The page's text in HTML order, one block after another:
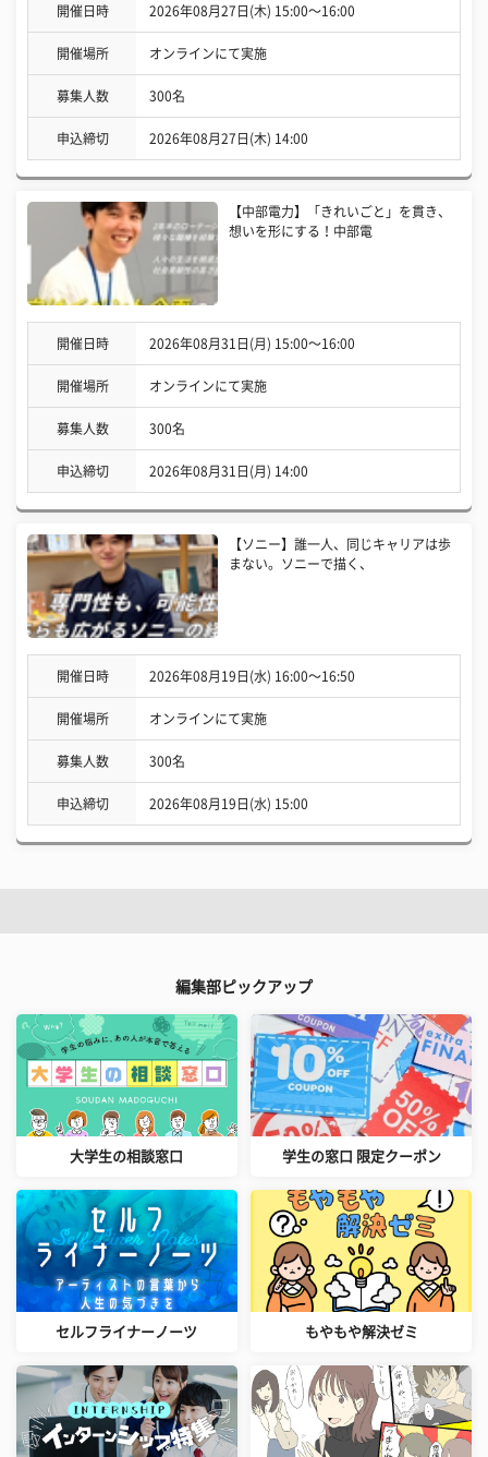
開催日時 2026年08月27日(木) 15:00〜16:00
開催場所 オンラインにて実施
募集人数 300名
申込締切 2026年08月27日(木) 14:00
【中部電力】「きれいごと」を貫き、
想いを形にする！中部電
開催日時 2026年08月31日(月) 15:00〜16:00
開催場所 オンラインにて実施
募集人数 300名
申込締切 2026年08月31日(月) 14:00
【ソニー】誰一人、同じキャリアは歩
まない。ソニーで描く、
開催日時 2026年08月19日(水) 16:00〜16:50
開催場所 オンラインにて実施
募集人数 300名
申込締切 2026年08月19日(水) 15:00
編集部ピックアップ
大学生の相談窓口 学生の窓口 限定クーポン
セルフライナーノーツ もやもや解決ゼミ